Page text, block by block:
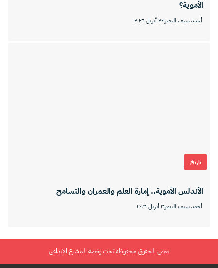
الأموية؟
أحمد سيف النصر٢٣ أبريل ٢٠٢٦
تاريخ
الأندلس الأموية.. إمارة العلم والعمران والتسامح
أحمد سيف النصر١٦ أبريل ٢٠٢٦
بعض الحقوق محفوظة تحت رخصة المشاع الإبداعي